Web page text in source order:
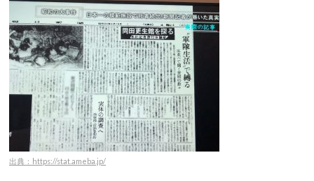
出典：https://stat.ameba.jp/